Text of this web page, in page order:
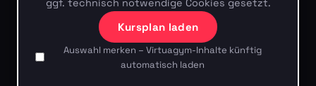
ggf. technisch notwendige Cookies gesetzt.
Kursplan laden
Auswahl merken – Virtuagym-Inhalte künftig
automatisch laden